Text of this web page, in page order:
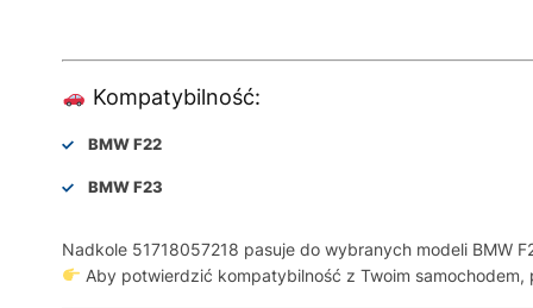
Kompatybilność:
BMW F22
BMW F23
Nadkole 51718057218 pasuje do wybranych modeli BMW
Aby potwierdzić kompatybilność z Twoim